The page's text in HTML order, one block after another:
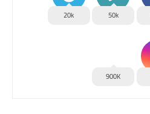
50k
20k
900K